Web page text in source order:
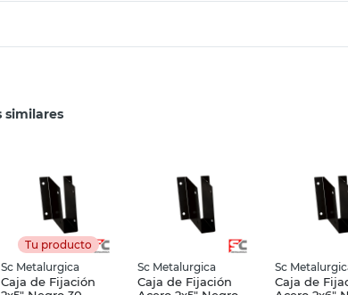
similares
Tu producto
Sc Metalurgica
Caja de Fijación
Sc Metalurgica
Caja de Fijación
Sc
Caja de